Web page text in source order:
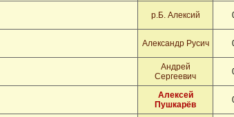
р.Б. Алексий
Александр Русич
Андрей
Сергеевич
Алексей
Пушкарёв